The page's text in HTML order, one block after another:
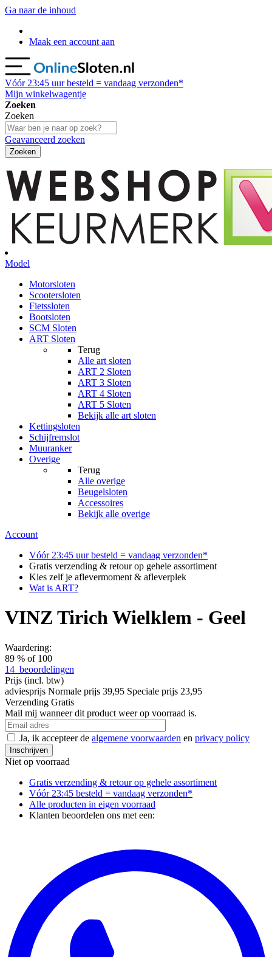
Ga naar de inhoud
Maak een account aan
Vóór 23:45 uur besteld = vandaag verzonden*
Mijn winkelwagentje
Zoeken
Zoeken
Geavanceerd zoeken
Zoeken
Model
Motorsloten
Scootersloten
Fietssloten
Bootsloten
SCM Sloten
ART Sloten
Terug
Alle art sloten
ART 2 Sloten
ART 3 Sloten
ART 4 Sloten
ART 5 Sloten
Bekijk alle art sloten
Kettingsloten
Schijfremslot
Muuranker
Overige
Terug
Alle overige
Beugelsloten
Accessoires
Bekijk alle overige
Account
Vóór 23:45 uur besteld = vandaag verzonden*
Gratis verzending & retour op gehele assortiment
Kies zelf je aflevermoment & afleverplek
Wat is ART?
VINZ Tirich Wielklem - Geel
Waardering:
89 % of 100
14 beoordelingen
Prijs (incl. btw)
adviesprijs Normale prijs 39,95 Speciale prijs 23,95
Verzending Gratis
Mail mij wanneer dit product weer op voorraad is.
Ja, ik accepteer de algemene voorwaarden en privacy policy
Inschrijven
Niet op voorraad
Gratis verzending & retourop gehele assortiment
Vóór 23:45 besteld = vandaag verzonden*
Alle producten in eigen voorraad
Klanten beoordelen ons met een: